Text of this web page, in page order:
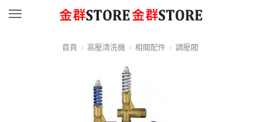
Menu
首頁 高壓清洗機 相關配件 調壓閥